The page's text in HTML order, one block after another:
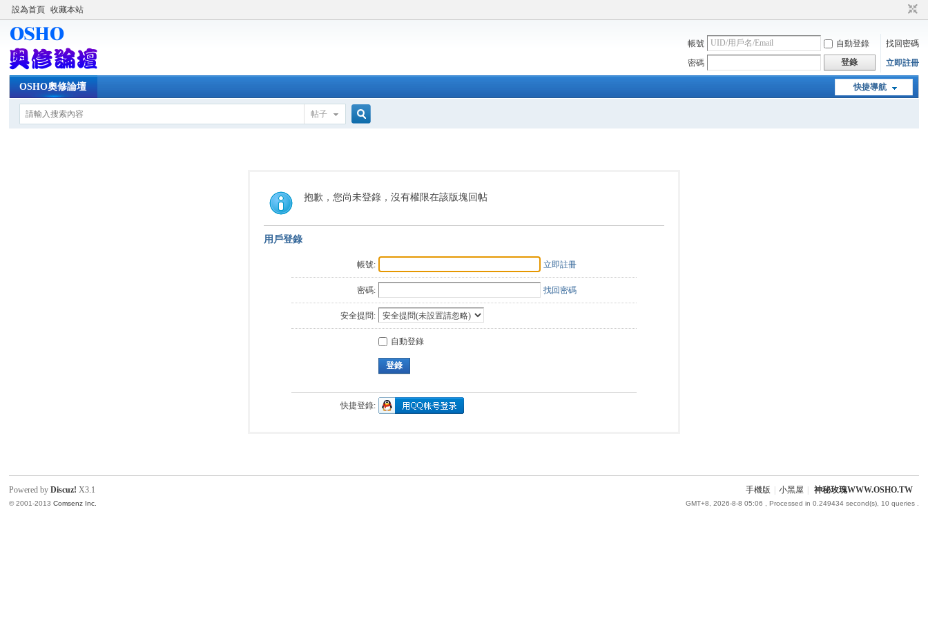
設為首頁 收藏本站
帳號 自動登錄
找回密碼
密碼
登錄 立即註冊
快捷導航
OSHO奧修論壇
帖子
索
抱歉，您尚未登錄，沒有權限在該版塊回帖
用戶登錄
帳號: 立即註冊
密碼: 找回密碼
安全提問:
自動登錄
登錄
快捷登錄:
手機版 小黑屋 神秘玫瑰WWW.OSHO.TW
GMT+8, 2026-8-8 05:06 , Processed in 0.249434 second(s), 10 queries .
Powered byDiscuz! X3.1
© 2001-2013Comsenz Inc.